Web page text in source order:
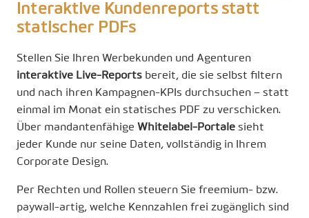
Interaktive Kundenreports statt
statischer PDFs
Stellen Sie Ihren Werbekunden und Agenturen
interaktive Live-Reports bereit, die sie selbst filtern
und nach ihren Kampagnen-KPIs durchsuchen – statt
einmal im Monat ein statisches PDF zu verschicken.
Über mandantenfähige Whitelabel-Portale sieht
jeder Kunde nur seine Daten, vollständig in Ihrem
Corporate Design.
Per Rechten und Rollen steuern Sie freemium- bzw.
paywall-artig, welche Kennzahlen frei zugänglich sind